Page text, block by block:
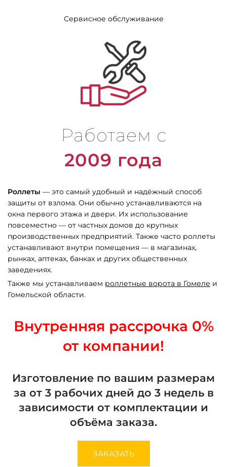
Сервисное обслуживание
Работаем с
2009 года
Роллеты — это самый удобный и надёжный способ
защиты от взлома. Они обычно устанавливаются на
окна первого этажа и двери. Их использование
повсеместно — от частных домов до крупных
производственных предприятий. Также часто роллеты
устанавливают внутри помещения — в магазинах,
рынках, аптеках, банках и других общественных
заведениях.
Также мы устанавливаем роллетные ворота в Гомеле и
Гомельской области.
Внутренняя рассрочка 0%
от компании!
Изготовление по вашим размерам
за от 3 рабочих дней до 3 недель в
зависимости от комплектации и
объёма заказа.
ЗАКАЗАТЬ